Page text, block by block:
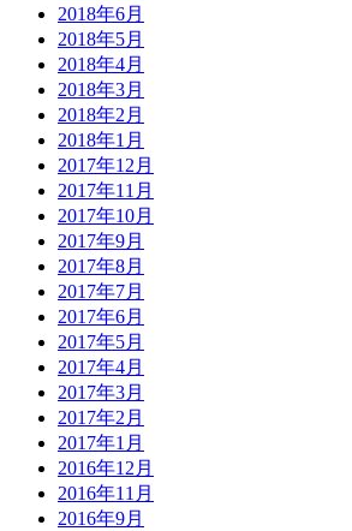
2018年6月
2018年5月
2018年4月
2018年3月
2018年2月
2018年1月
2017年12月
2017年11月
2017年10月
2017年9月
2017年8月
2017年7月
2017年6月
2017年5月
2017年4月
2017年3月
2017年2月
2017年1月
2016年12月
2016年11月
2016年9月